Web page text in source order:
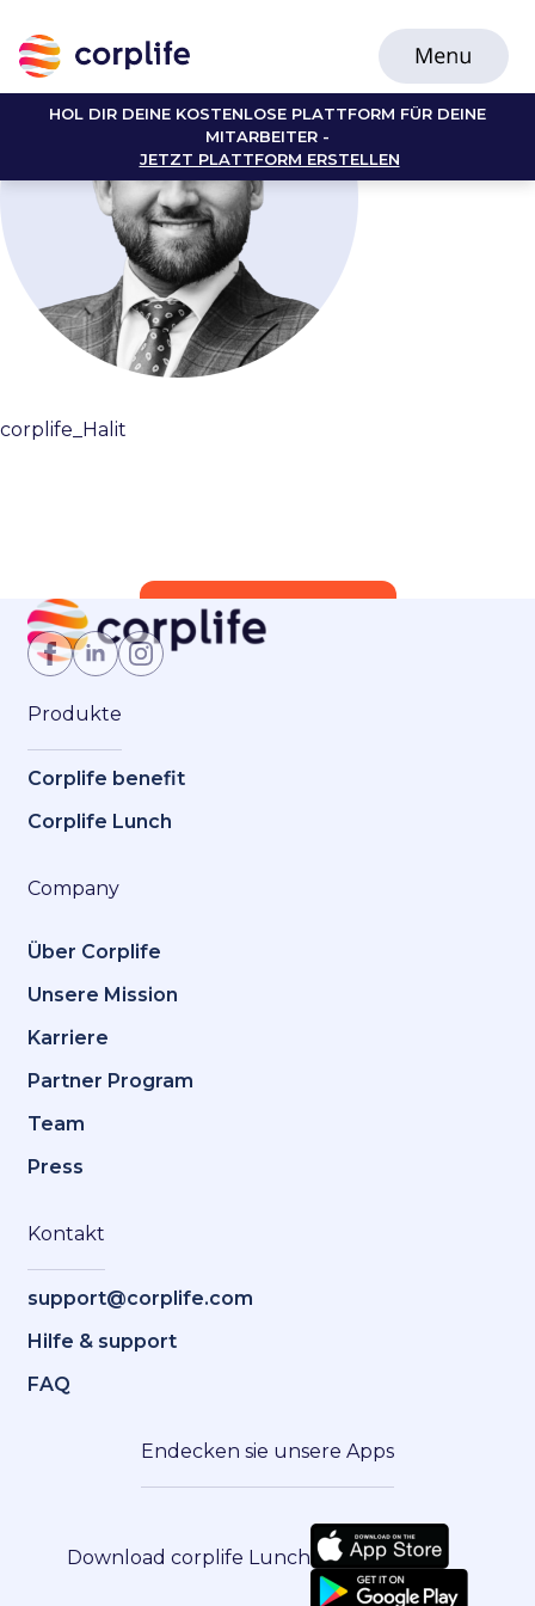
HOL DIR DEINE KOSTENLOSE PLATTFORM FÜR DEINE
MITARBEITER -
JETZT PLATTFORM ERSTELLEN
corplife_Halit
Jetzt Mitglied werden
Produkte
Corplife benefit
Corplife Lunch
Company
Über Corplife
Unsere Mission
Karriere
Partner Program
Team
Press
Kontakt
support@corplife.com
Hilfe & support
FAQ
Endecken sie unsere Apps
Download corplife Lunch